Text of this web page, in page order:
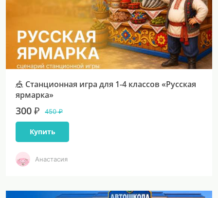
🎪 Станционная игра для 1-4 классов «Русская
ярмарка»
300 ₽ 450 ₽
Купить
Анастасия